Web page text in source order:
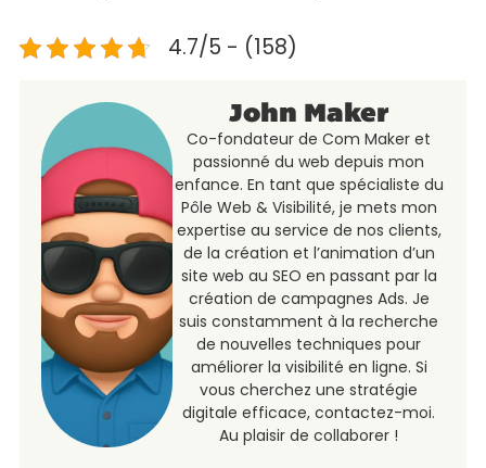
4.7/5 - (158)
John Maker
Co-fondateur de Com Maker et
passionné du web depuis mon
enfance. En tant que spécialiste du
Pôle Web & Visibilité, je mets mon
expertise au service de nos clients,
de la création et l’animation d’un
site web au SEO en passant par la
création de campagnes Ads. Je
suis constamment à la recherche
de nouvelles techniques pour
améliorer la visibilité en ligne. Si
vous cherchez une stratégie
digitale efficace, contactez-moi.
Au plaisir de collaborer !